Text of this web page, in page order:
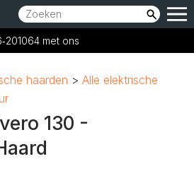
met ons
haarden
Alle elektrische
130 -